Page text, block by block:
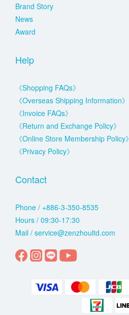
Brand Story
News
Award
Help
《Shopping FAQs》
《Overseas Shipping Information》
《Invoice FAQs》
《Return and Exchange Policy》
《Online Store Membership Policy》
《Privacy Policy》
Contact
Phone / +886-3-350-8535
Hours / 09:30-17:30
Mail / service@zenzhoultd.com